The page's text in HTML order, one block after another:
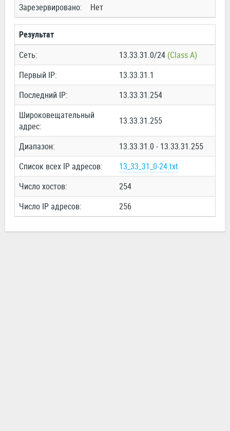
Зарезервировано: Нет
Результат
Сеть:
13.33.31.0/24 (Class A)
Первый IP:
13.33.31.1
Последний IP:
13.33.31.254
Широковещательный
адрес:
13.33.31.255
Диапазон:
13.33.31.0 - 13.33.31.255
Список всех IP адресов:
13_33_31_0-24.txt
Число хостов:
254
Число IP адресов:
256